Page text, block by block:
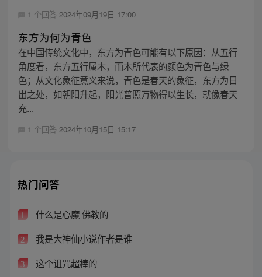
1 个回答 2024年09月19日 17:00
东方为何为青色
在中国传统文化中，东方为青色可能有以下原因：从五行
角度看，东方五行属木，而木所代表的颜色为青色与绿
色；从文化象征意义来说，青色是春天的象征，东方为日
出之处，如朝阳升起，阳光普照万物得以生长，就像春天
充...
1 个回答 2024年10月15日 15:17
热门问答
1 什么是心魔 佛教的
2 我是大神仙小说作者是谁
3 这个诅咒超棒的